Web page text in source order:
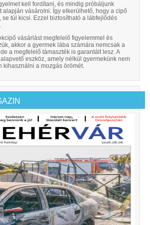
kell fordítani, és mindig próbáljunk
alapján vásárolni. Így elkerülhető, hogy a cipő
se túl kicsi. Ezzel biztosítható a lábfejlődés
vásárlást megfelelő figyelemmel és
akkor a gyermek lába számára nemcsak a
a megfelelő támaszték is garantált lesz. A
eszköz, amely nélkül gyermekünk nem
kihasználni a mozgás örömét.